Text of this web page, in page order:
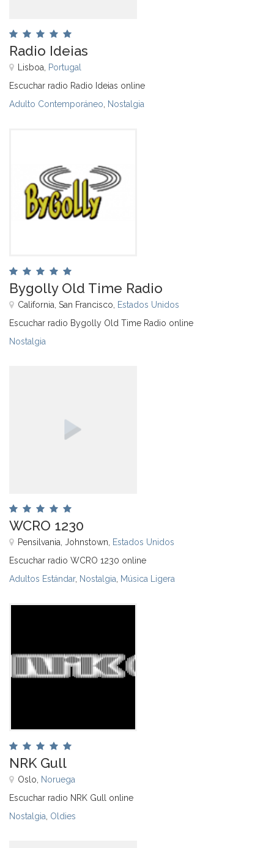
Radio Ideias
Lisboa, Portugal
Escuchar radio Radio Ideias online
Adulto Contemporáneo Nostalgia
Bygolly Old Time Radio
California, San Francisco, Estados Unidos
Escuchar radio Bygolly Old Time Radio online
Nostalgia
WCRO 1230
Pensilvania, Johnstown, Estados Unidos
Escuchar radio WCRO 1230 online
Adultos Estándar, Nostalgia Música Ligera
NRK Gull
Oslo, Noruega
Escuchar radio NRK Gull online
Nostalgia Oldies